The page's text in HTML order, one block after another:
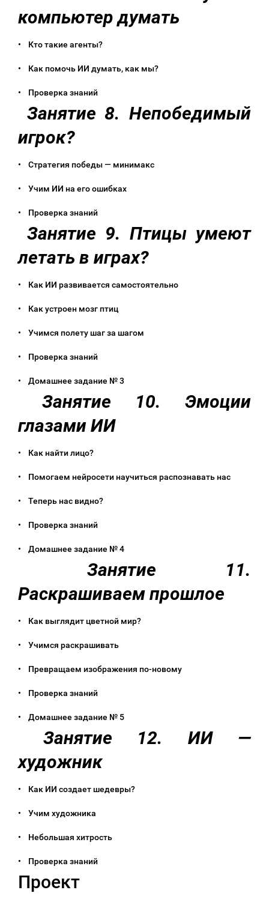
компьютер думать
• Кто такие агенты?
• Как помочь ИИ думать, как мы?
• Проверка знаний
Занятие 8. Непобедимый
игрок?
• Стратегия победы — минимакс
• Учим ИИ на его ошибках
• Проверка знаний
Занятие 9. Птицы умеют
летать в играх?
• Как ИИ развивается самостоятельно
• Как устроен мозг птиц
• Учимся полету шаг за шагом
• Проверка знаний
• Домашнее задание № 3
Занятие 10. Эмоции
глазами ИИ
• Как найти лицо?
• Помогаем нейросети научиться распознавать нас
• Теперь нас видно?
• Проверка знаний
• Домашнее задание № 4
Занятие 11.
Раскрашиваем прошлое
• Как выглядит цветной мир?
• Учимся раскрашивать
• Превращаем изображения по-новому
• Проверка знаний
• Домашнее задание № 5
Занятие 12. ИИ —
художник
• Как ИИ создает шедевры?
• Учим художника
• Небольшая хитрость
• Проверка знаний
Проект